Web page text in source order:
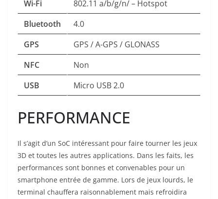
Wi-Fi
802.11 a/b/g/n/ – Hotspot
Bluetooth
4.0
GPS
GPS / A-GPS / GLONASS
NFC
Non
USB
Micro USB 2.0
PERFORMANCE
Il s’agit d’un SoC intéressant pour faire tourner les jeux
3D et toutes les autres applications. Dans les faits, les
performances sont bonnes et convenables pour un
smartphone entrée de gamme. Lors de jeux lourds, le
terminal chauffera raisonnablement mais refroidira